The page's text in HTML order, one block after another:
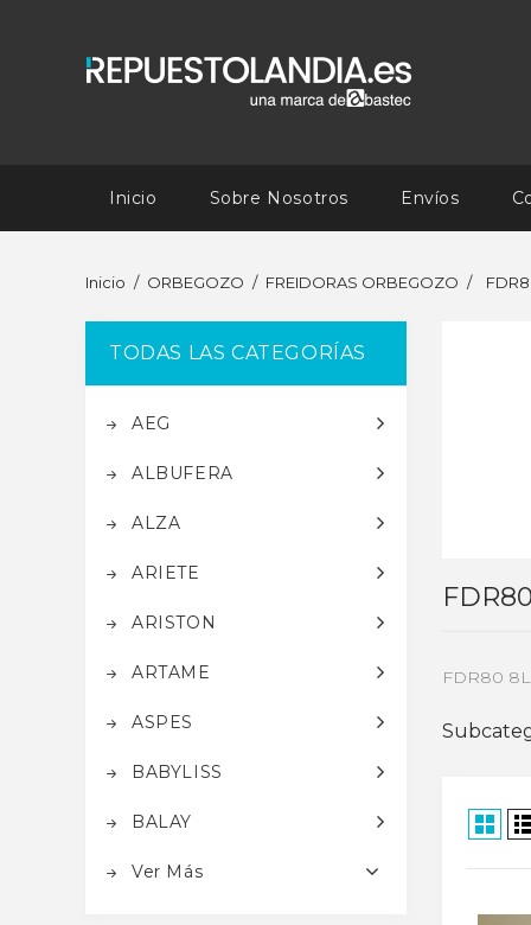
Inicio Sobre Nosotros Envíos
Inicio ORBEGOZO FREIDORAS ORBEGOZO
TODAS LAS CATEGORÍAS
AEG
ALBUFERA
ALZA
ARIETE
ARISTON
ARTAME
ASPES
BABYLISS
BALAY
Ver Más
FDR80